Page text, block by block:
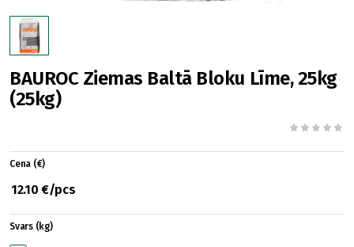
BAUROC Ziemas Baltā Bloku Līme, 25kg
(25kg)
Cena (€)
12.10 €/pcs
Svars (kg)